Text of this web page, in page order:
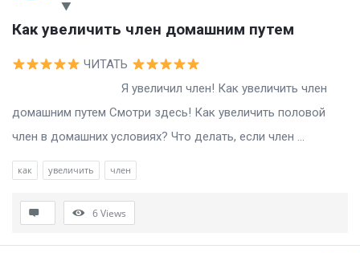
Как увеличить член домашним путем
ЧИТАТЬ
Я увеличил член! Как увеличить член
домашним путем Смотри здесь! Как увеличить половой
член в домашних условиях? Что делать, если член ...
как увеличить член
6Views